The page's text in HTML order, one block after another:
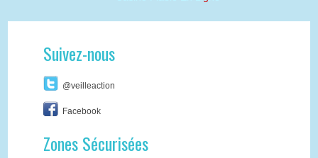
Suivez-nous
@veilleaction
Facebook
Zones Sécurisées